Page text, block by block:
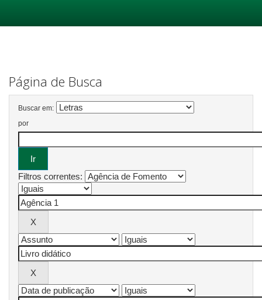
Página de Busca
Buscar em:
por
Filtros correntes: